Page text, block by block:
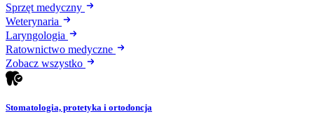
Sprzęt medyczny
Weterynaria
Laryngologia
Ratownictwo medyczne
Zobacz wszystko
Stomatologia, protetyka i ortodoncja